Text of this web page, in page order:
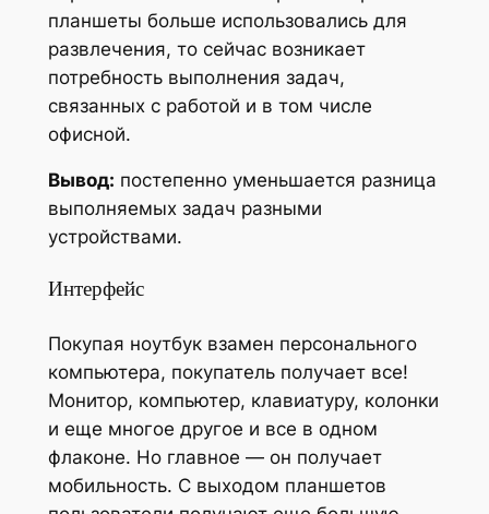
планшеты больше использовались для
развлечения, то сейчас возникает
потребность выполнения задач,
связанных с работой и в том числе
офисной.
Вывод: постепенно уменьшается разница
выполняемых задач разными
устройствами.
Интерфейс
Покупая ноутбук взамен персонального
компьютера, покупатель получает все!
Монитор, компьютер, клавиатуру, колонки
и еще многое другое и все в одном
флаконе. Но главное — он получает
мобильность. С выходом планшетов